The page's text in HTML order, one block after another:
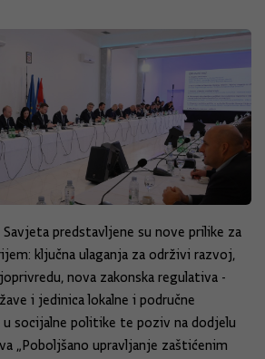
predstavljene su nove prilike za
ključna ulaganja za održivi razvoj,
nova zakonska regulativa -
i jedinica lokalne i područne
u socijalne politike te poziv na dodjelu
„Poboljšano upravljanje zaštićenim